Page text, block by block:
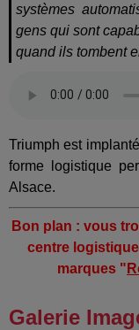
systèmes
gens qui sont
quand ils tombent
Triumph est implanté
forme logistique
Alsace.
Bon plan : vous
centre
marques "
Galerie